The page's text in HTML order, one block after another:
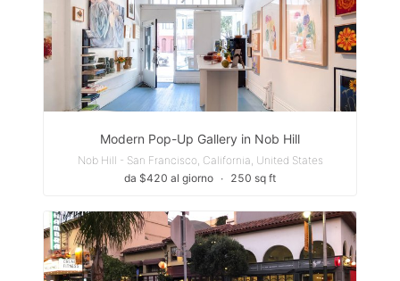
Modern Pop-Up Gallery in Nob Hill
Nob Hill - San Francisco, California, United States
da $420 al giorno ∙ 250 sq ft